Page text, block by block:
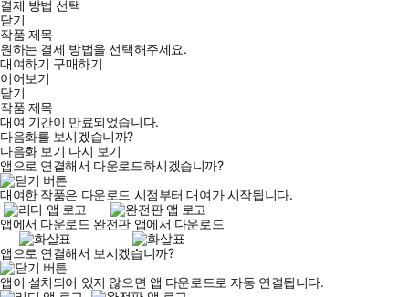
결제 방법 선택
닫기
작품 제목
원하는 결제 방법을 선택해주세요.
대여하기 구매하기
이어보기
닫기
작품 제목
대여 기간이 만료되었습니다.
다음화를 보시겠습니까?
다음화 보기 다시 보기
앱으로 연결해서 다운로드하시겠습니까?
대여한 작품은 다운로드 시점부터 대여가 시작됩니다.
앱에서 다운로드 완전판 앱에서 다운로드
앱으로 연결해서 보시겠습니까?
앱이 설치되어 있지 않으면 앱 다운로드로 자동 연결됩니다.